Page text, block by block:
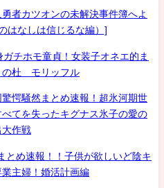
者カツオンの未解決事件簿へよ
はなしは信じるな編）]
ホモ童貞！女装子オネエ的ま
の杜 モリッフル
愕騒然まとめ速報！超氷河期世
てを失ったキグナス氷子の愛の
大作戦
とめ速報！！子供が欲しいど陰キ
主婦！婚活計画編